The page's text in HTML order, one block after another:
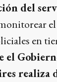
del
en
el
realiza